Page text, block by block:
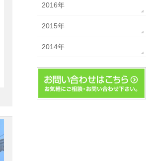
2016年
2015年
2014年